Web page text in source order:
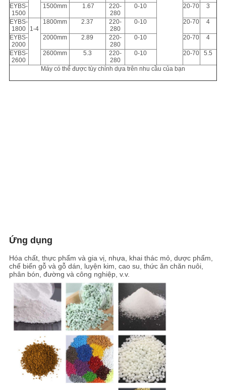
EYBS-
1500
1500mm 1.67
220-
280
0-10 20-70 3
EYBS-
1800
1-4
1800mm 2.37
220-
280
0-10 20-70 4
EYBS-
2000
2000mm 2.89
220-
280
0-10 20-70 4
EYBS-
2600
2600mm 5.3
220-
280
0-10 20-70 5.5
Máy có thể được tùy chỉnh dựa trên nhu cầu của bạn
Ứng dụng
Hóa chất, thực phẩm và gia vị, nhựa, khai thác mỏ, dược phẩm,
chế biến gỗ và gỗ dán, luyện kim, cao su, thức ăn chăn nuôi,
phân bón, đường và công nghiệp, v.v.